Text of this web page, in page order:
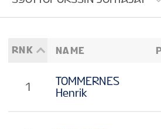
RNK NAME
1
TOMMERNES
Henrik